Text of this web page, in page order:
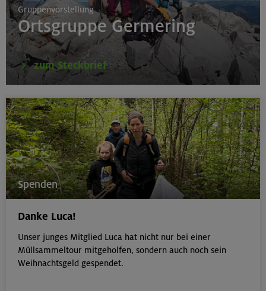
Gruppenvorstellung
Ortsgruppe Germering
zum Steckbrief
Spenden
Danke Luca!
Unser junges Mitglied Luca hat nicht nur bei einer
Müllsammeltour mitgeholfen, sondern auch noch sein
Weihnachtsgeld gespendet.